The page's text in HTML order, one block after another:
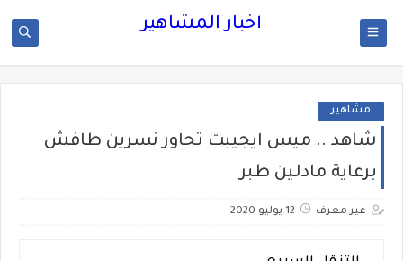
أخبار المشاهير
مشاهير
شاهد .. ميس ايجيبت تحاور نسرين طافش
برعاية مادلين طبر
غير معرف 12 يوليو 2020